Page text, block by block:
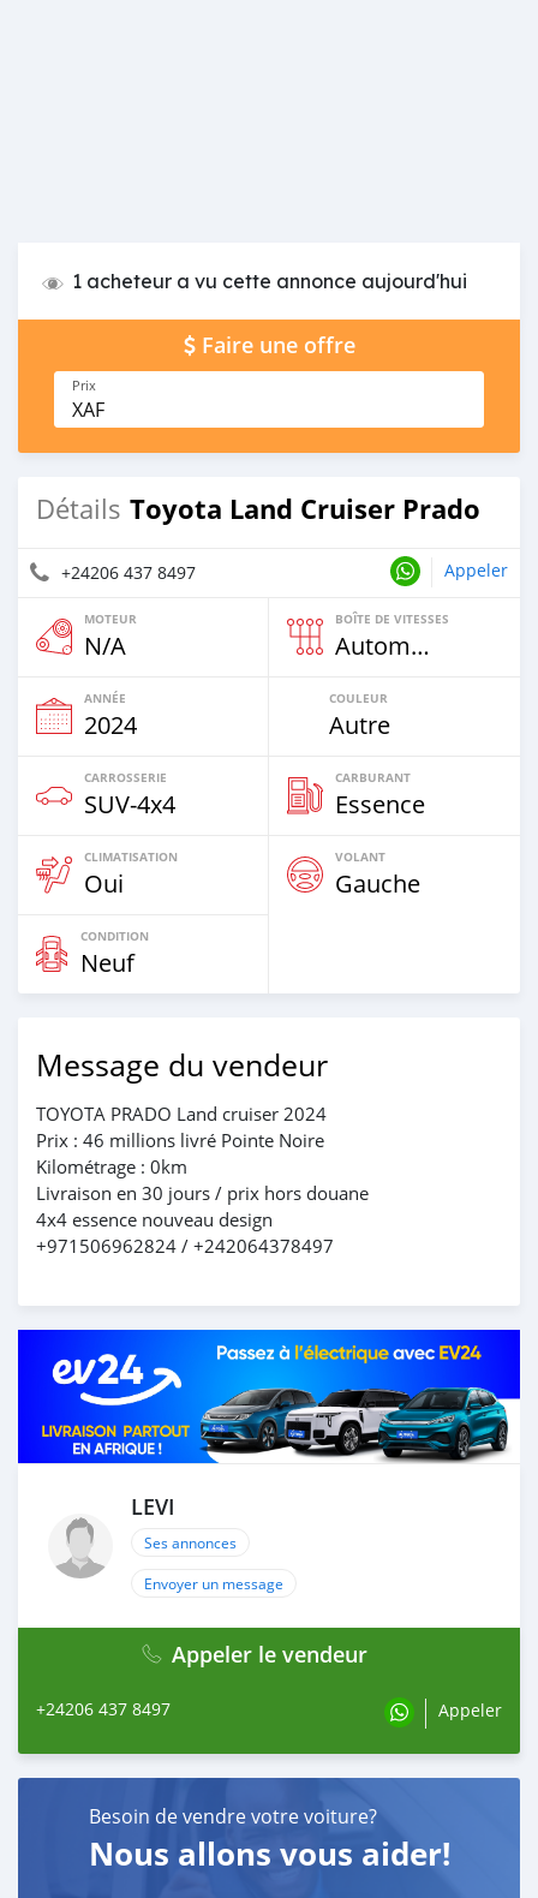
1 acheteur a vu cette annonce aujourd'hui
Faire une offre
Prix
XAF
Détails Toyota Land Cruiser Prado
+24206 437 8497 Appeler
MOTEUR
N/A
BOÎTE DE VITESSES
Automatique
ANNÉE
2024
COULEUR
Autre
CARROSSERIE
SUV‒4x4
CARBURANT
Essence
CLIMATISATION
Oui
VOLANT
Gauche
CONDITION
Neuf
Message du vendeur
TOYOTA PRADO Land cruiser 2024
Prix : 46 millions livré Pointe Noire
Kilométrage : 0km
Livraison en 30 jours / prix hors douane
4x4 essence nouveau design
+971506962824 / +242064378497
LEVI
Ses annonces
Envoyer un message
Appeler le vendeur
+24206 437 8497 Appeler
Besoin de vendre votre voiture?
Nous allons vous aider!